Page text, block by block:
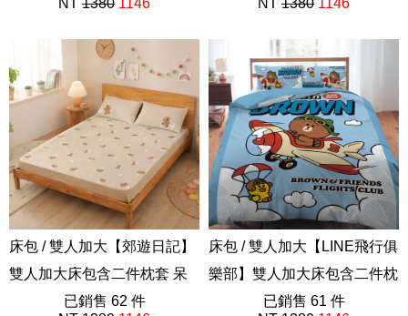
ABE201
NT 1380 1146
ABF201
NT 1380 1146
床包 / 雙人加大【郊遊日記】
雙人加大床包含二件枕套 呆
萌町 Dinotaeng已銷售 62 件
床包 / 雙人加大【LINE飛行俱
樂部】雙人加大床包含二件枕
套 LINE 熊大已銷售 61 件